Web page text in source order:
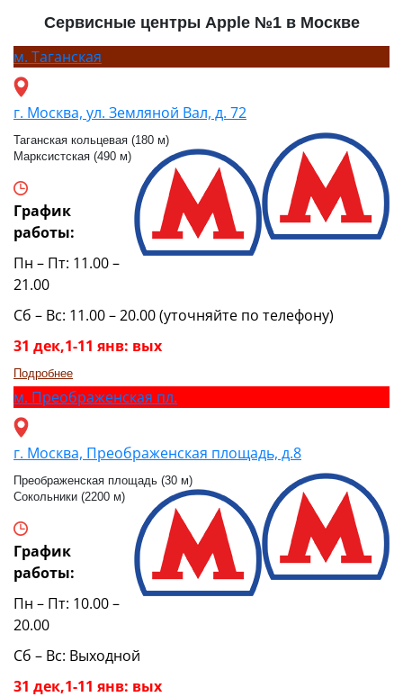
Сервисные центры Apple №1 в Москве
м. Таганская
г. Москва, ул. Земляной Вал, д. 72
Таганская кольцевая (180 м)
Марксистская (490 м)
График
работы:
Пн – Пт: 11.00 –
21.00
Сб – Вс: 11.00 – 20.00 (уточняйте по телефону)
31 дек,1-11 янв: вых
Подробнее
м. Преображенская пл.
г. Москва, Преображенская площадь, д.8
Преображенская площадь (30 м)
Сокольники (2200 м)
График
работы:
Пн – Пт: 10.00 –
20.00
Сб – Вс: Выходной
31 дек,1-11 янв: вых